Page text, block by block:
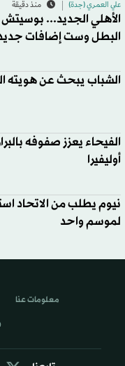
علي العمري (جدة) منذ دقيقة
الأهلي الجديد...
البطل وست إضافات
الشباب يبحث عن هويته
الفيحاء يعزز صفوفه
أوليفيرا
نيوم يطلب من الاتحاد
لموسم واحد
معلومات عنا